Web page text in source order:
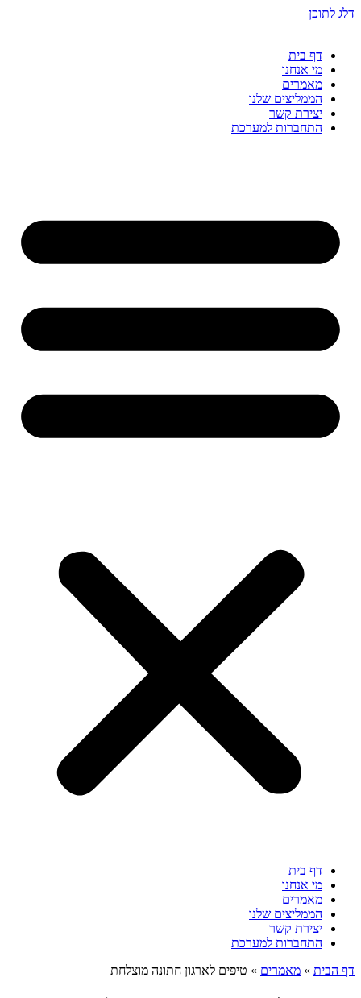
דלג לתוכן
דף בית
מי אנחנו
מאמרים
הממליצים שלנו
יצירת קשר
התחברות למערכת
דף בית
מי אנחנו
מאמרים
הממליצים שלנו
יצירת קשר
התחברות למערכת
דף הבית » מאמרים » טיפים לארגון חתונה מוצלחת